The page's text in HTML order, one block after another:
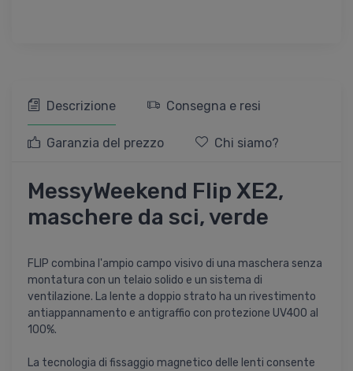
Descrizione Consegna e resi
Garanzia del prezzo Chi siamo?
MessyWeekend Flip XE2,
maschere da sci, verde
FLIP combina l'ampio campo visivo di una maschera senza
montatura con un telaio solido e un sistema di
ventilazione. La lente a doppio strato ha un rivestimento
antiappannamento e antigraffio con protezione UV400 al
100%.
La tecnologia di fissaggio magnetico delle lenti consente